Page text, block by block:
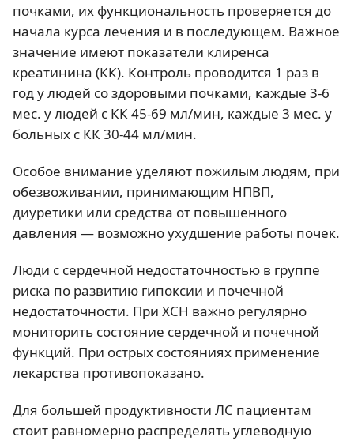
почками, их функциональность проверяется до
начала курса лечения и в последующем. Важное
значение имеют показатели клиренса
креатинина (КК). Контроль проводится 1 раз в
год у людей со здоровыми почками, каждые 3-6
мес. у людей с КК 45-69 мл/мин, каждые 3 мес. у
больных с КК 30-44 мл/мин.
Особое внимание уделяют пожилым людям, при
обезвоживании, принимающим НПВП,
диуретики или средства от повышенного
давления — возможно ухудшение работы почек.
Люди с сердечной недостаточностью в группе
риска по развитию гипоксии и почечной
недостаточности. При ХСН важно регулярно
мониторить состояние сердечной и почечной
функций. При острых состояниях применение
лекарства противопоказано.
Для большей продуктивности ЛС пациентам
стоит равномерно распределять углеводную